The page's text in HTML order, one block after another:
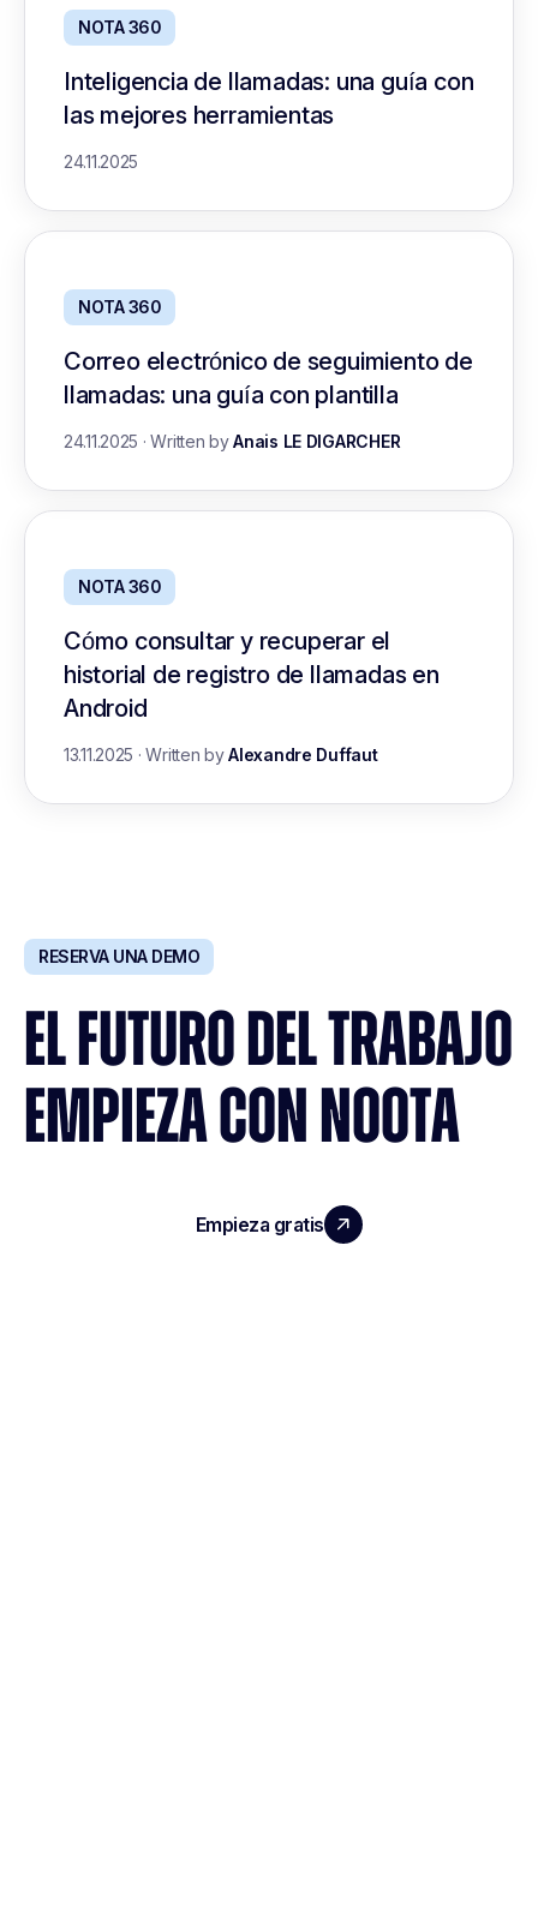
NOTA 360
Inteligencia de llamadas: una guía con
las mejores herramientas
24.11.2025
NOTA 360
Correo electrónico de seguimiento de
llamadas: una guía con plantilla
24.11.2025 ·Written byAnais LE DIGARCHER
NOTA 360
Cómo consultar y recuperar el
historial de registro de llamadas en
Android
13.11.2025 ·Written byAlexandre Duffaut
RESERVA UNA DEMO
EL FUTURO DEL TRABAJO
EMPIEZA CON NOOTA
Empieza gratis